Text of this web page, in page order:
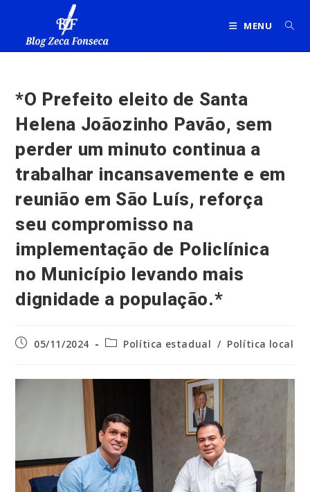
MENU
*O Prefeito eleito de Santa
Helena Joãozinho Pavão, sem
perder um minuto continua a
trabalhar incansavemente e em
reunião em São Luís, reforça
seu compromisso na
implementação de Policlínica
no Município levando mais
dignidade a população.*
Post05/11/2024
Categoria
Política estadual / Política local